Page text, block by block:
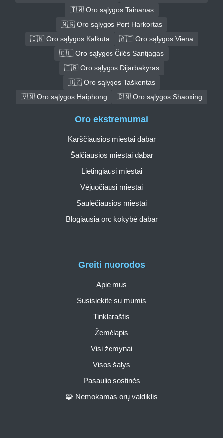
🇹🇼 Oro sąlygos Tainanas
🇳🇬 Oro sąlygos Port Harkortas
🇮🇳 Oro sąlygos Kalkuta
🇦🇹 Oro sąlygos Viena
🇨🇱 Oro sąlygos Čilės Santjagas
🇹🇷 Oro sąlygos Dijarbakyras
🇺🇿 Oro sąlygos Taškentas
🇻🇳 Oro sąlygos Haiphong
🇨🇳 Oro sąlygos Shaoxing
Greiti nuorodos
Apie mus
Susisiekite su mumis
Tinklaraštis
Žemėlapis
Visi žemynai
Visos šalys
Pasaulio sostinės
🧩 Nemokamas orų valdiklis
Oro ekstremumai
Karščiausios miestai dabar
Šalčiausios miestai dabar
Lietingiausi miestai
Vėjuočiausi miestai
Saulėčiausios miestai
Blogiausia oro kokybė dabar